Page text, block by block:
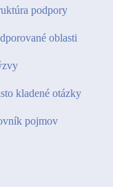
podpory
oblasti
kladené otázky
pojmov